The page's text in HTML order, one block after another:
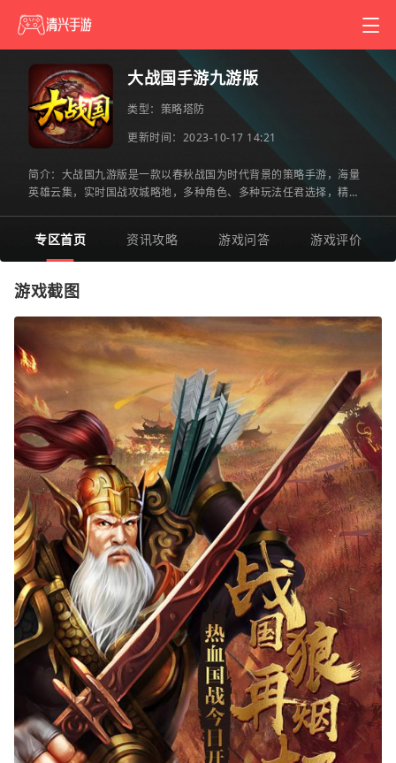
大战国手游九游版
类型： 策略塔防
更新时间：2023-10-17 14:21
简介：大战国九游版是一款以春秋战国为时代背景的策略手游，海量
英雄云集，实时国战攻城略地，多种角色、多种玩法任君选择，精美
专区首页 资讯攻略 游戏问答 游戏评价
游戏截图